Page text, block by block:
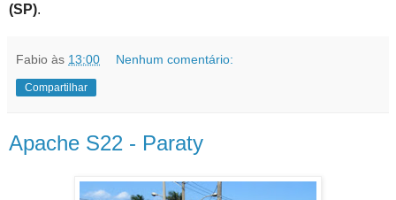
(SP).
Fabio às 13:00 Nenhum comentário:
Compartilhar
Apache S22 - Paraty